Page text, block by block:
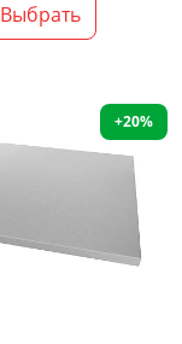
Выбрать
+20%